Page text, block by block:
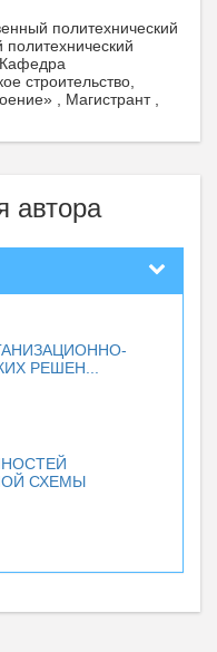
политехнический
политехнический
строительство,
, Магистрант ,
автора
РЕШЕН...
СХЕМЫ